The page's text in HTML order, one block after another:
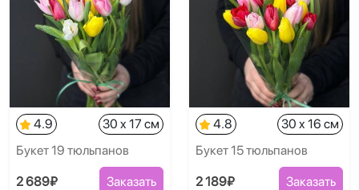
4.9
30 x 17 см
Букет 19 тюльпанов
2 689₽ Заказать
4.8
30 x 16 см
Букет 15 тюльпанов
2 189₽ Заказать